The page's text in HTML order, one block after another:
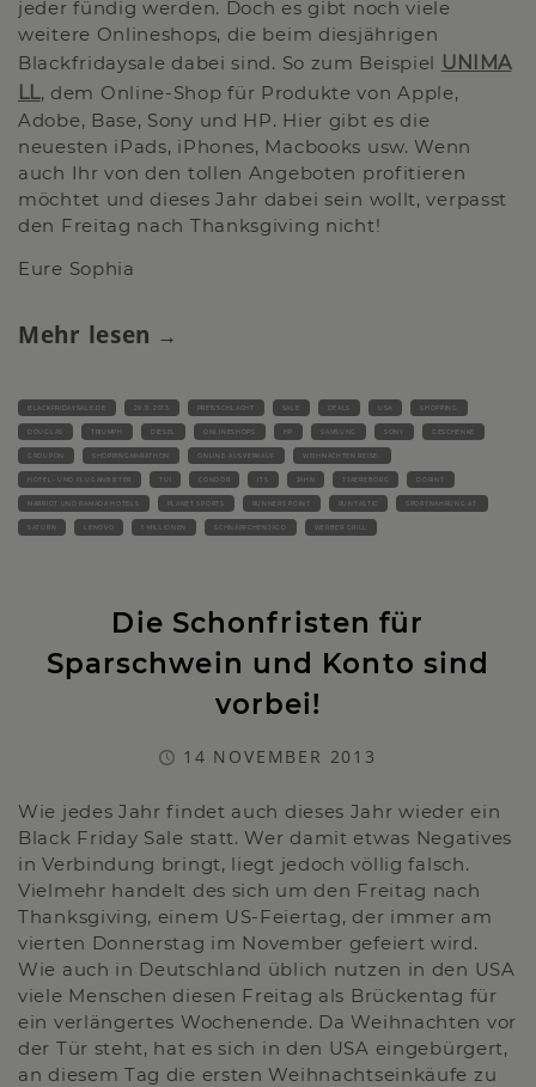
jeder fündig werden. Doch es gibt noch viele
weitere Onlineshops, die beim diesjährigen
Blackfridaysale dabei sind. So zum Beispiel UNIMA
LL, dem Online-Shop für Produkte von Apple,
Adobe, Base, Sony und HP. Hier gibt es die
neuesten iPads, iPhones, Macbooks usw. Wenn
auch Ihr von den tollen Angeboten profitieren
möchtet und dieses Jahr dabei sein wollt, verpasst
den Freitag nach Thanksgiving nicht!
Eure Sophia
Mehr lesen
BLACKFRIDAYSALE.DE 29.11.2013 PREISSCHLACHT SALE DEALS USA SHOPPING
DOUGLAS TRIUMPH DIESEL ONLINESHOPS HP SAMSUNG SONY GESCHENKE
GROUPON SHOPPINGMARATHON ONLINE-AUSVERKAUF WEIHNACHTEN REISE-
HOTEL- UND FLUGANBIETER TUI CONDOR ITS JAHN TJAEREBORG DORINT
MARRIOT UND RAMADA HOTELS PLANET SPORTS RUNNERS POINT RUNTASTIC SPORTNAHRUNG.AT.
SATURN LENOVO 1 MILLIONEN SCHNÄPPCHENJAGD WERBER GRILL
Die Schonfristen für
Sparschwein und Konto sind
vorbei!
14 NOVEMBER 2013
Wie jedes Jahr findet auch dieses Jahr wieder ein
Black Friday Sale statt. Wer damit etwas Negatives
in Verbindung bringt, liegt jedoch völlig falsch.
Vielmehr handelt des sich um den Freitag nach
Thanksgiving, einem US-Feiertag, der immer am
vierten Donnerstag im November gefeiert wird.
Wie auch in Deutschland üblich nutzen in den USA
viele Menschen diesen Freitag als Brückentag für
ein verlängertes Wochenende. Da Weihnachten vor
der Tür steht, hat es sich in den USA eingebürgert,
an diesem Tag die ersten Weihnachtseinkäufe zu